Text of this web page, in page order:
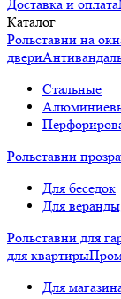
Доставка и оплата
Каталог
Рольставни на
двери
Стальные
Рольставни
Для беседок
Для
Рольставни для
для квартиры
Для